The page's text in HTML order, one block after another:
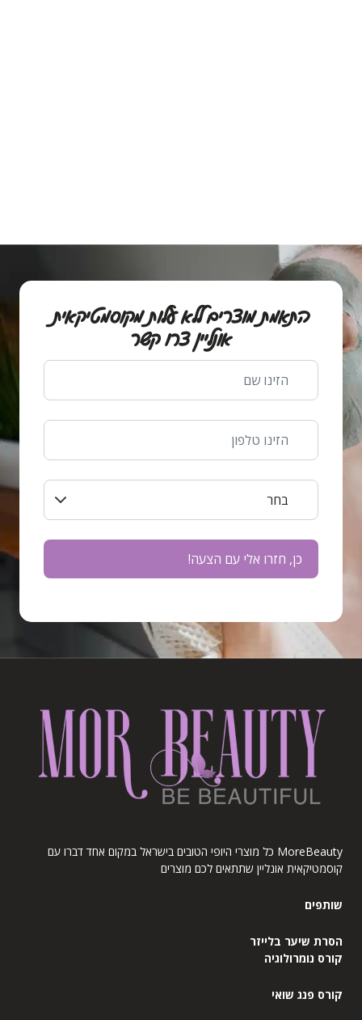
התאמת מוצרים ללא עלות מקוסמטיקאית
אונליין צרו קשר
MoreBeauty כל מוצרי היופי הטובים בישראל במקום אחד דברו עם
קוסמטיקאית אונליין שתתאים לכם מוצרים
שותפים
הסרת שיער בלייזר
קורס נומרולוגיה
קורס פנג שואי